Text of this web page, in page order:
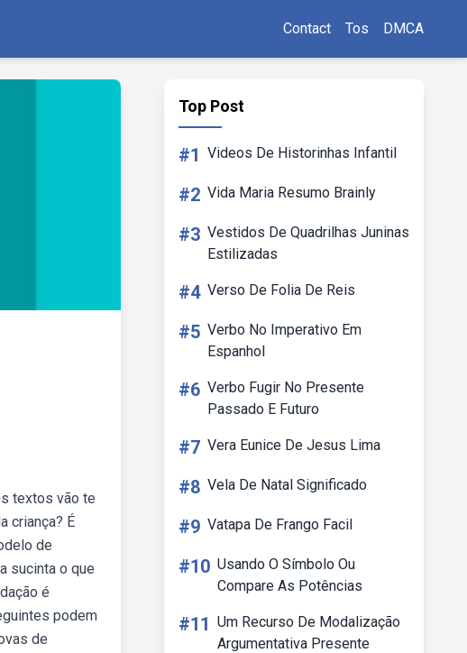
Contact Tos DMCA
textos vão te
criança? É
de
sucinta o que
é
podem
de
Top Post
#1 Videos De Historinhas Infantil
#2 Vida Maria Resumo Brainly
#3 Vestidos De Quadrilhas Juninas
Estilizadas
#4 Verso De Folia De Reis
#5 Verbo No Imperativo Em
Espanhol
#6 Verbo Fugir No Presente
Passado E Futuro
#7 Vera Eunice De Jesus Lima
#8 Vela De Natal Significado
#9 Vatapa De Frango Facil
#10 Usando O Símbolo Ou
Compare As Potências
#11 Um Recurso De Modalização
Argumentativa Presente